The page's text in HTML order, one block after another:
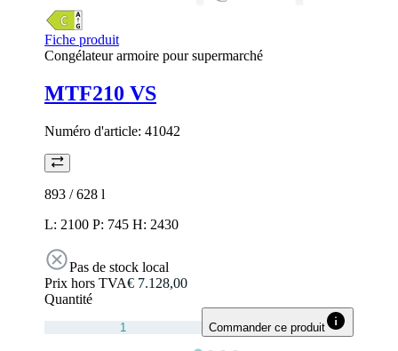
Fiche produit
Congélateur armoire pour supermarché
MTF210 VS
Numéro d'article: 41042
893 / 628 l
L: 2100 P: 745 H: 2430
Pas de stock local
Prix hors TVA€ 7.128,00
Quantité
Commander ce produit